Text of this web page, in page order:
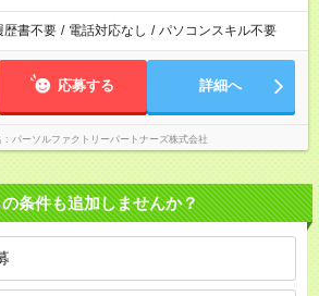
歴書不要 / 電話対応なし / パソコンスキル不要
応募する 詳細へ
パーソルファクトリーパートナーズ株式会社
条件も追加しませんか？